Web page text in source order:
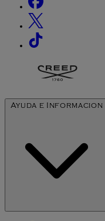
Ayuda e Informacion